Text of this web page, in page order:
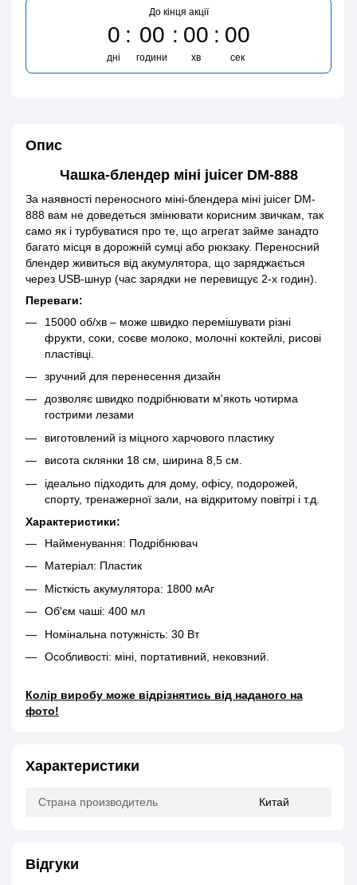
До кінця акції
0
дні
00
години
00
хв
00
сек
Опис
Чашка-блендер міні juicer DM-888
За наявності переносного міні-блендера міні juicer DM-
888 вам не доведеться змінювати корисним звичкам, так
само як і турбуватися про те, що агрегат займе занадто
багато місця в дорожній сумці або рюкзаку. Переносний
блендер живиться від акумулятора, що заряджається
через USB-шнур (час зарядки не перевищує 2-х годин).
Переваги:
15000 об/хв – може швидко перемішувати різні
фрукти, соки, соєве молоко, молочні коктейлі, рисові
пластівці.
зручний для перенесення дизайн
дозволяє швидко подрібнювати м'якоть чотирма
гострими лезами
виготовлений із міцного харчового пластику
висота склянки 18 см, ширина 8,5 см.
ідеально підходить для дому, офісу, подорожей,
спорту, тренажерної зали, на відкритому повітрі і т.д.
Характеристики:
Найменування: Подрібнювач
Матеріал: Пластик
Місткість акумулятора: 1800 мАг
Об'єм чаші: 400 мл
Номінальна потужність: 30 Вт
Особливості: міні, портативний, нековзний.
Колір виробу може відрізнятись від наданого на
фото!
Характеристики
Страна производитель Китай
Відгуки